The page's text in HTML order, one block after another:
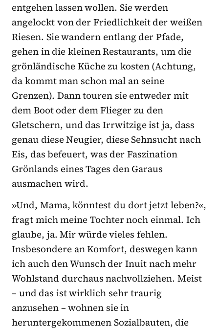
entgehen lassen wollen. Sie werden
angelockt von der Friedlichkeit der weißen
Riesen. Sie wandern entlang der Pfade,
gehen in die kleinen Restaurants, um die
grönländische Küche zu kosten (Achtung,
da kommt man schon mal an seine
Grenzen). Dann touren sie entweder mit
dem Boot oder dem Flieger zu den
Gletschern, und das Irrwitzige ist ja, dass
genau diese Neugier, diese Sehnsucht nach
Eis, das befeuert, was der Faszination
Grönlands eines Tages den Garaus
ausmachen wird.
»Und, Mama, könntest du dort jetzt leben?«,
fragt mich meine Tochter noch einmal. Ich
glaube, ja. Mir würde vieles fehlen.
Insbesondere an Komfort, deswegen kann
ich auch den Wunsch der Inuit nach mehr
Wohlstand durchaus nachvollziehen. Meist
– und das ist wirklich sehr traurig
anzusehen – wohnen sie in
heruntergekommenen Sozialbauten, die